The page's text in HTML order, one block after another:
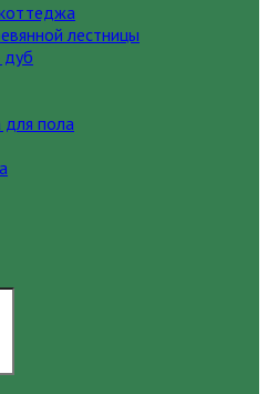
лестницы
дуб
для пола